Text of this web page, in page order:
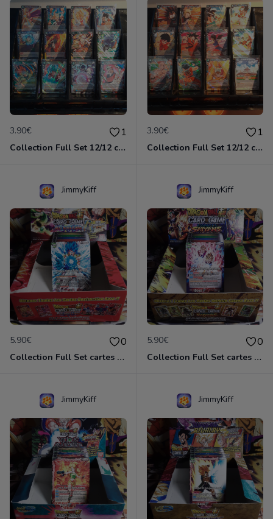
3.90€ 1
Collection Full Set 12/12 cartes Rares TB1 The Tournament of Power / Dragon Ball Super Card Game
3.90€ 1
Collection Full Set 12/12 cartes Rares TB2 World Martial Arts Tournament / Dragon Ball Super Card Game
JimmyKiff
5.90€ 0
Collection Full Set cartes C/UC 90/90 BT6 Destroyer Kings / Dragon Ball Super Card Game
JimmyKiff
5.90€ 0
Collection Full Set cartes C/UC 90/90 BT7 Assaut of the Saiyans / Dragon Ball Super Card Game
JimmyKiff JimmyKiff